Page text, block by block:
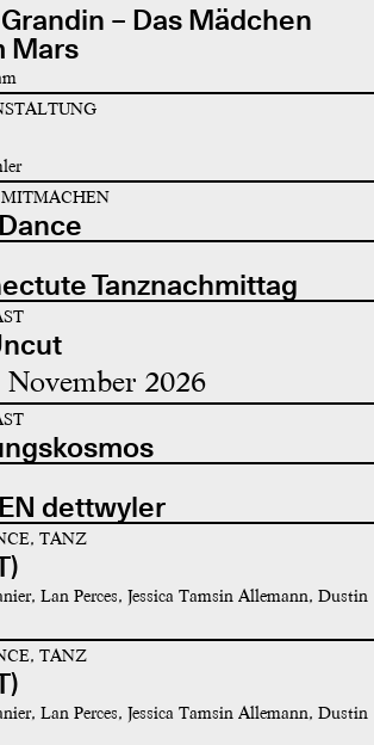
– Das Mädchen
Mars
Tanznachmittag
November 2026
dettwyler
TANZ
Lan Perces, Jessica Tamsin Allemann, Dustin
TANZ
Lan Perces, Jessica Tamsin Allemann, Dustin